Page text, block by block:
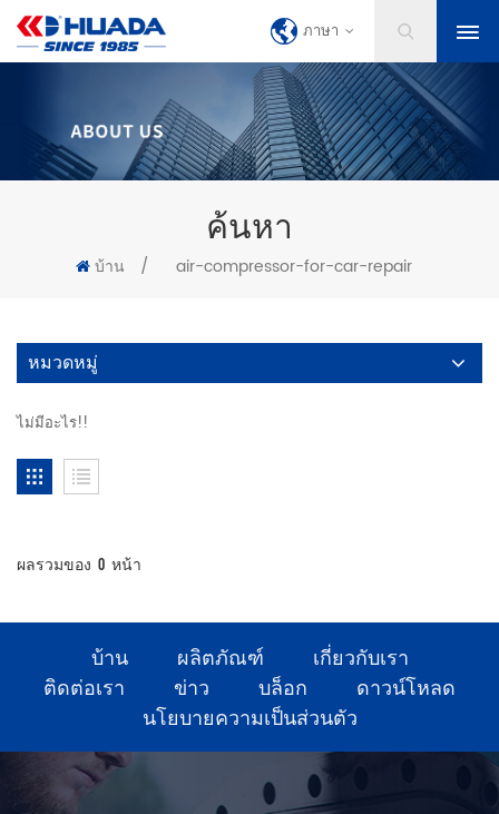
ภาษา
ค้นหา
บ้าน / air-compressor-for-car-repair
หมวดหมู่
ไม่มีอะไร!!
ผลรวมของ 0 หน้า
บ้าน ผลิตภัณฑ์
เกี่ยวกับเรา
ติดต่อเรา
ข่าว บล็อก
ดาวน์โหลด
นโยบายความเป็นส่วนตัว